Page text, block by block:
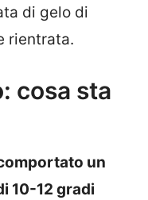
di gelo di
rientrata.
cosa sta
un
10-12 gradi